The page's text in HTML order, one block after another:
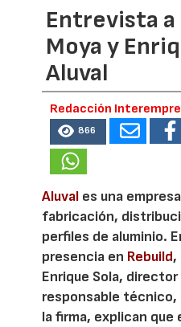
Entrevista a
Moya y
Aluval
Redacción
866
Aluval es una
fabricación,
perfiles de aluminio.
presencia en Rebuild,
Enrique Sola,
responsable
la firma, explican